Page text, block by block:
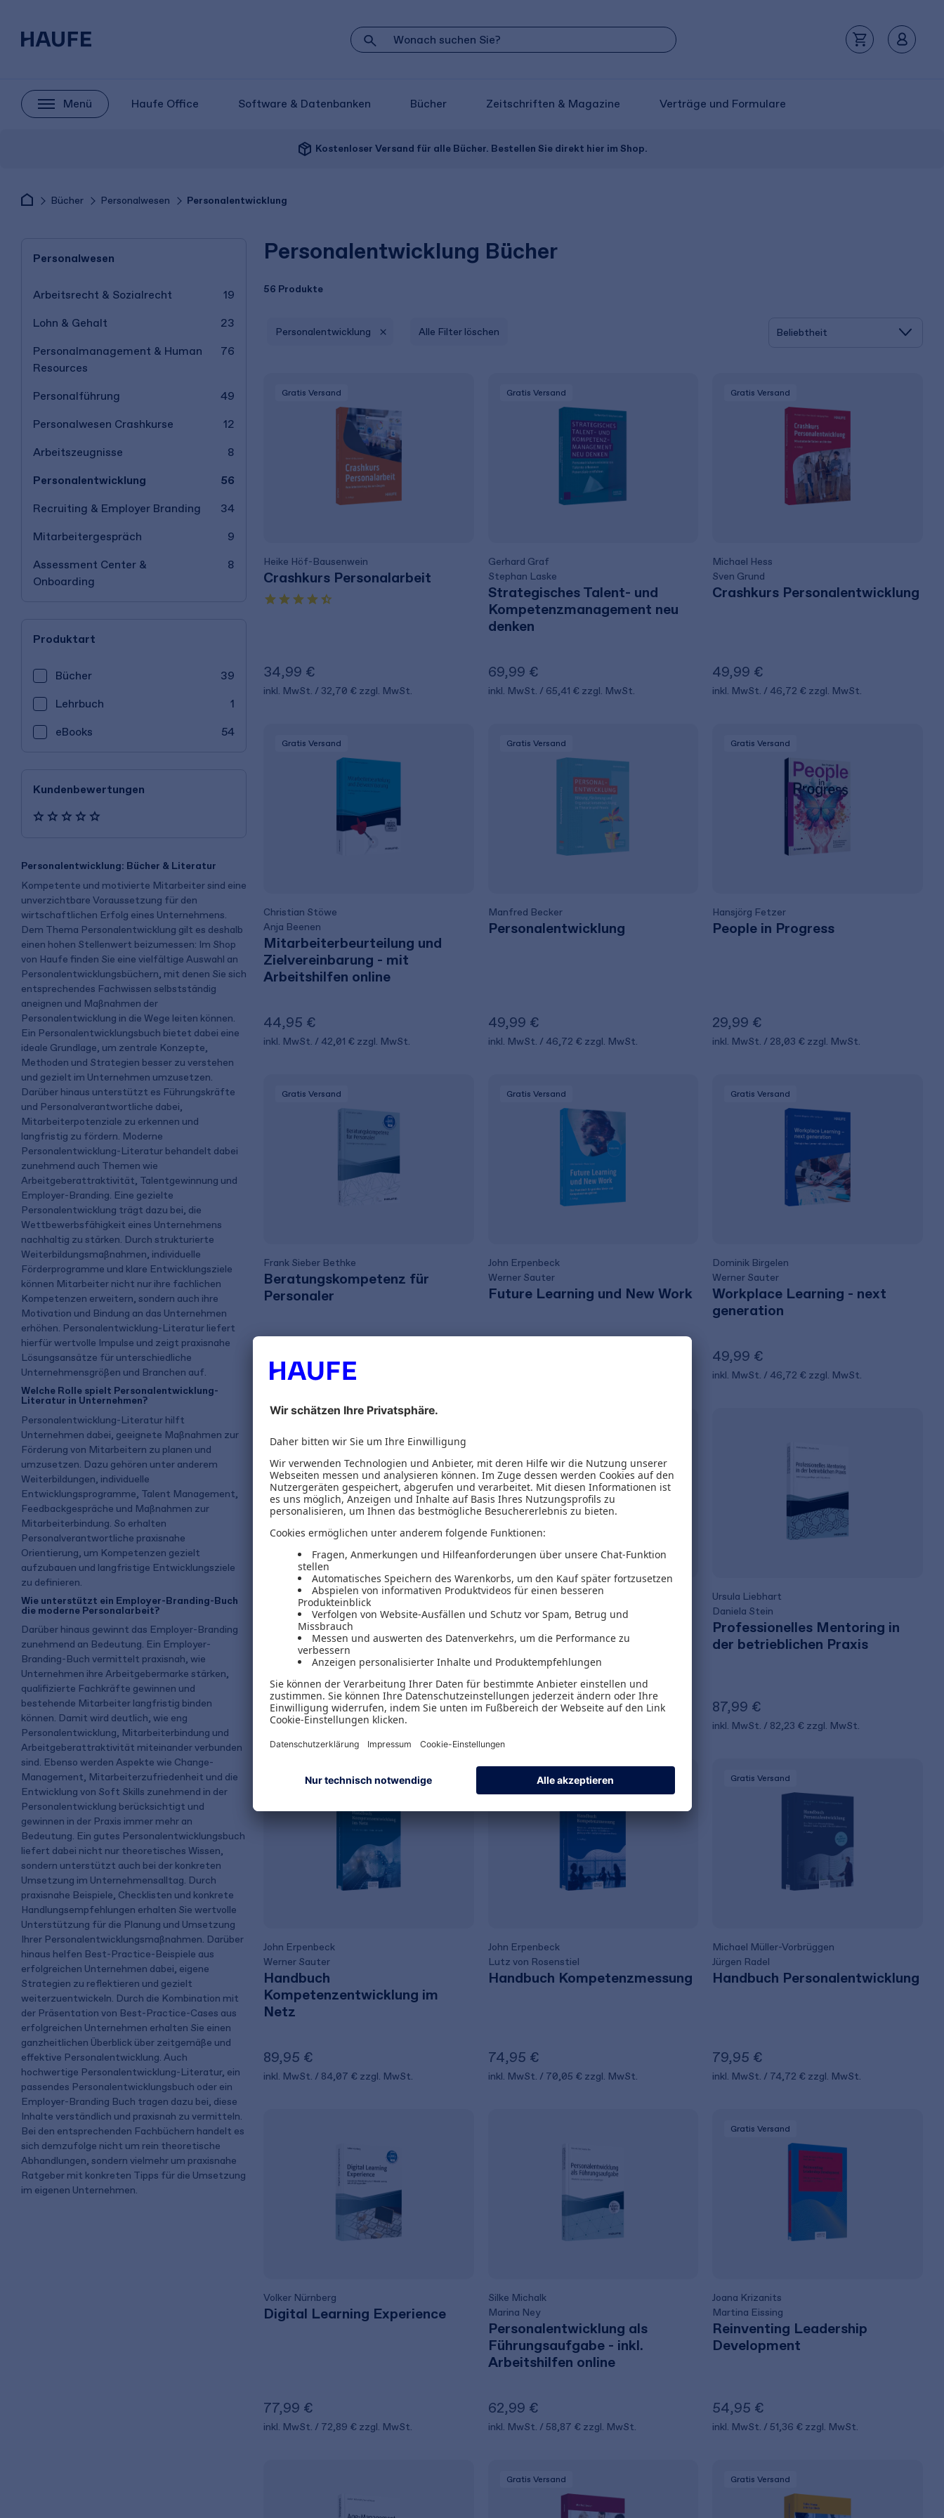
Menü Haufe Office Software & Datenbanken Bücher Zeitschriften & Magazine Verträge und Formulare
package_2 Kostenloser Versand für alle Bücher. Bestellen Sie direkt hier im Shop.
Bücher Personalwesen Personalentwicklung
Personalentwicklung Bücher
56 Produkte
Personalwesen
Arbeitsrecht & Sozialrecht 19
Lohn & Gehalt 23
Personalmanagement & Human
Resources
76
Personalführung 49
Personalwesen Crashkurse 12
Arbeitszeugnisse 8
Personalentwicklung 56
Recruiting & Employer Branding 34
Mitarbeitergespräch 9
Assessment Center &
Onboarding
8
Produktart
Bücher 39
Lehrbuch 1
eBooks 54
Kundenbewertungen
Personalentwicklung Alle Filter löschen
Gratis Versand
Heike Höf-Bausenwein
Crashkurs Personalarbeit
34,99 €
inkl. MwSt. 32,70 € zzgl. MwSt.
Gratis Versand
Gerhard Graf
Stephan Laske
Strategisches Talent- und
Kompetenzmanagement neu
denken
69,99 €
inkl. MwSt. 65,41 € zzgl. MwSt.
Gratis Versand
Michael Hess
Sven Grund
Crashkurs Personalentwicklung
49,99 €
inkl. MwSt. 46,72 € zzgl. MwSt.
Gratis Versand
Christian Stöwe
Anja Beenen
Mitarbeiterbeurteilung und
Zielvereinbarung - mit
Arbeitshilfen online
44,95 €
inkl. MwSt. 42,01 € zzgl. MwSt.
Gratis Versand
Manfred Becker
Personalentwicklung
49,99 €
inkl. MwSt. 46,72 € zzgl. MwSt.
Gratis Versand
Hansjörg Fetzer
People in Progress
29,99 €
inkl. MwSt. 28,03 € zzgl. MwSt.
Gratis Versand
Frank Sieber Bethke
Beratungskompetenz für
Personaler
inkl. MwSt. 42,01 €
Gratis Versand
John Erpenbeck
Werner Sauter
Future Learning und New Work
Gratis Versand
Dominik Birgelen
Werner Sauter
Workplace Learning - next
generation
49,99 €
inkl. MwSt. 46,72 € zzgl. MwSt.
Peter M. Senge
Die fünfte Disziplin
49,95 €
inkl. MwSt. 46,68 € zzgl. MwSt.
Karlheinz Schwuchow
Joachim Gutmann
Special
Gesundheitsmanagement
99,99 €
Ursula Liebhart
Daniela Stein
Professionelles Mentoring in
der betrieblichen Praxis
87,99 €
inkl. MwSt. 82,23 € zzgl. MwSt.
Gratis Versand
John Erpenbeck
Werner Sauter
Handbuch
Kompetenzentwicklung im
Netz
89,95 €
inkl. MwSt. 84,07 € zzgl. MwSt.
Gratis Versand
John Erpenbeck
Lutz von Rosenstiel
Handbuch Kompetenzmessung
74,95 €
inkl. MwSt. 70,05 € zzgl. MwSt.
Gratis Versand
Michael Müller-Vorbrüggen
Jürgen Radel
Handbuch Personalentwicklung
79,95 €
inkl. MwSt. 74,72 € zzgl. MwSt.
Volker Nürnberg
Digital Learning Experience
77,99 €
inkl. MwSt. 72,89 € zzgl. MwSt.
Silke Michalk
Marina Ney
Personalentwicklung als
Führungsaufgabe - inkl.
Arbeitshilfen online
62,99 €
inkl. MwSt. 58,87 € zzgl. MwSt.
Gratis Versand
Joana Krizanits
Martina Eissing
Reinventing Leadership
Development
54,95 €
inkl. MwSt. 51,36 € zzgl. MwSt.
Gratis Versand Gratis Versand
Personalentwicklung: Bücher & Literatur
Kompetente und motivierte Mitarbeiter sind eine
unverzichtbare Voraussetzung für den
wirtschaftlichen Erfolg eines Unternehmens.
Dem Thema Personalentwicklung gilt es deshalb
einen hohen Stellenwert beizumessen: Im Shop
von Haufe finden Sie eine vielfältige Auswahl an
Personalentwicklungsbüchern, mit denen Sie sich
entsprechendes Fachwissen selbstständig
aneignen und Maßnahmen der
Personalentwicklung in die Wege leiten können.
Ein Personalentwicklungsbuch bietet dabei eine
ideale Grundlage, um zentrale Konzepte,
Methoden und Strategien besser zu verstehen
und gezielt im Unternehmen umzusetzen.
Darüber hinaus unterstützt es Führungskräfte
und Personalverantwortliche dabei,
Mitarbeiterpotenziale zu erkennen und
langfristig zu fördern. Moderne
Personalentwicklung-Literatur behandelt dabei
zunehmend auch Themen wie
Arbeitgeberattraktivität, Talentgewinnung und
Employer-Branding. Eine gezielte
Personalentwicklung trägt dazu bei, die
Wettbewerbsfähigkeit eines Unternehmens
nachhaltig zu stärken. Durch strukturierte
Weiterbildungsmaßnahmen, individuelle
Förderprogramme und klare Entwicklungsziele
können Mitarbeiter nicht nur ihre fachlichen
Kompetenzen erweitern, sondern auch ihre
Motivation und Bindung an das Unternehmen
erhöhen. Personalentwicklung-Literatur liefert
hierfür wertvolle Impulse und zeigt praxisnahe
Lösungsansätze für unterschiedliche
Unternehmensgrößen und Branchen auf.
Welche Rolle spielt Personalentwicklung-
Literatur in Unternehmen?
Personalentwicklung-Literatur hilft
Unternehmen dabei, geeignete Maßnahmen zur
Förderung von Mitarbeitern zu planen und
umzusetzen. Dazu gehören unter anderem
Weiterbildungen, individuelle
Entwicklungsprogramme, Talent Management,
Feedbackgespräche und Maßnahmen zur
Mitarbeiterbindung. So erhalten
Personalverantwortliche praxisnahe
Orientierung, um Kompetenzen gezielt
aufzubauen und langfristige Entwicklungsziele
zu definieren.
Wie unterstützt ein Employer-Branding-Buch
die moderne Personalarbeit?
Darüber hinaus gewinnt das Employer-Branding
zunehmend an Bedeutung. Ein Employer-
Branding-Buch vermittelt praxisnah, wie
Unternehmen ihre Arbeitgebermarke stärken,
qualifizierte Fachkräfte gewinnen und
bestehende Mitarbeiter langfristig binden
können. Damit wird deutlich, wie eng
Personalentwicklung, Mitarbeiterbindung und
Arbeitgeberattraktivität miteinander verbunden
sind. Ebenso werden Aspekte wie Change-
Management, Mitarbeiterzufriedenheit und die
Entwicklung von Soft Skills zunehmend in der
Personalentwicklung berücksichtigt und
gewinnen in der Praxis immer mehr an
Bedeutung. Ein gutes Personalentwicklungsbuch
liefert dabei nicht nur theoretisches Wissen,
sondern unterstützt auch bei der konkreten
Umsetzung im Unternehmensalltag. Durch
praxisnahe Beispiele, Checklisten und konkrete
Handlungsempfehlungen erhalten Sie wertvolle
Unterstützung für die Planung und Umsetzung
Ihrer Personalentwicklungsmaßnahmen. Darüber
hinaus helfen Best-Practice-Beispiele aus
erfolgreichen Unternehmen dabei, eigene
Strategien zu reflektieren und gezielt
weiterzuentwickeln. Durch die Kombination mit
der Präsentation von Best-Practice-Cases aus
erfolgreichen Unternehmen erhalten Sie einen
ganzheitlichen Überblick über zeitgemäße und
effektive Personalentwicklung. Auch
hochwertige Personalentwicklung-Literatur, ein
passendes Personalentwicklungsbuch oder ein
Employer-Branding Buch tragen dazu bei, diese
Inhalte verständlich und praxisnah zu vermitteln.
Bei den entsprechenden Fachbüchern handelt es
sich demzufolge nicht um rein theoretische
Abhandlungen, sondern vielmehr um praxisnahe
Ratgeber mit konkreten Tipps für die Umsetzung
im eigenen Unternehmen.